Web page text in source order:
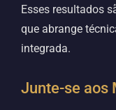
Esses resultados
que abrange
integrada.
Junte-se aos